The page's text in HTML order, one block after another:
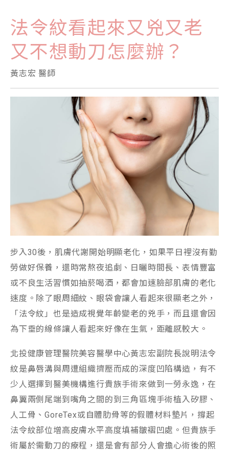
法令紋看起來又兇又老
又不想動刀怎麼辦？
黃志宏 醫師
步入30後，肌膚代謝開始明顯老化，如果平日裡沒有勤
勞做好保養，還時常熬夜追劇、日曬時間長、表情豐富
或不良生活習慣如抽菸喝酒，都會加速臉部肌膚的老化
速度。除了眼周細紋、眼袋會讓人看起來很顯老之外，
「法令紋」也是造成視覺年齡變老的兇手，而且還會因
為下垂的線條讓人看起來好像在生氣，距離感較大。
北投健康管理醫院美容醫學中心黃志宏副院長說明法令
紋是鼻唇溝與周遭組織擠壓而成的深度凹陷構造，有不
少人選擇到醫美機構進行貴族手術來做到一勞永逸，在
鼻翼兩側尾端到嘴角之間的到三角區塊手術植入矽膠、
人工骨、GoreTex或自體肋骨等的假體材料墊片，撐起
法令紋部位增高皮膚水平高度填補皺褶凹處。但貴族手
術屬於需動刀的療程，還是會有部分人會擔心術後的照